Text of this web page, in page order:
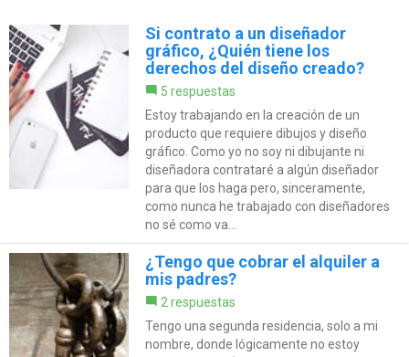
Si contrato a un diseñador
gráfico, ¿Quién tiene los
derechos del diseño creado?
5 respuestas
Estoy trabajando en la creación de un
producto que requiere dibujos y diseño
gráfico. Como yo no soy ni dibujante ni
diseñadora contrataré a algún diseñador
para que los haga pero, sinceramente,
como nunca he trabajado con diseñadores
no sé como va...
¿Tengo que cobrar el alquiler a
mis padres?
2 respuestas
Tengo una segunda residencia, solo a mi
nombre, donde lógicamente no estoy